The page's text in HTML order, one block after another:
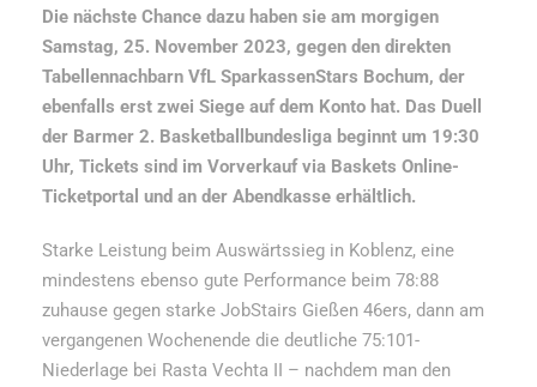
Die nächste Chance dazu haben sie am morgigen
Samstag, 25. November 2023, gegen den direkten
Tabellennachbarn VfL SparkassenStars Bochum, der
ebenfalls erst zwei Siege auf dem Konto hat. Das Duell
der Barmer 2. Basketballbundesliga beginnt um 19:30
Uhr, Tickets sind im Vorverkauf via Baskets Online-
Ticketportal und an der Abendkasse erhältlich.
Starke Leistung beim Auswärtssieg in Koblenz, eine
mindestens ebenso gute Performance beim 78:88
zuhause gegen starke JobStairs Gießen 46ers, dann am
vergangenen Wochenende die deutliche 75:101-
Niederlage bei Rasta Vechta II – nachdem man den